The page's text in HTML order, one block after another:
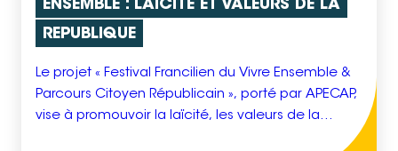
ENSEMBLE : LAICITE ET VALEURS DE LA
REPUBLIQUE
Le projet « Festival Francilien du Vivre Ensemble &
Parcours Citoyen Républicain », porté par APECAP,
vise à promouvoir la laïcité, les valeurs de la